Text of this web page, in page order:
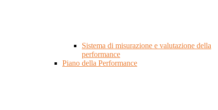
Sistema di misurazione e valutazione della
performance
Piano della Performance